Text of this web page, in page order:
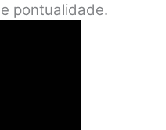
pontualidade.